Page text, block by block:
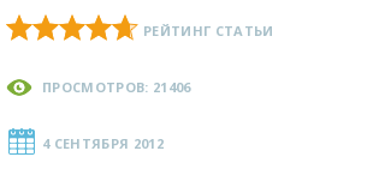
РЕЙТИНГ СТАТЬИ
ПРОСМОТРОВ: 21406
4 СЕНТЯБРЯ 2012